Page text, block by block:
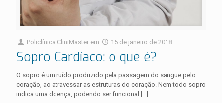
Policlínica CliniMaster em 15 de janeiro de 2018
Sopro Cardíaco: o que é?
O sopro é um ruído produzido pela passagem do sangue pelo
coração, ao atravessar as estruturas do coração. Nem todo sopro
indica uma doença, podendo ser funcional
[…]